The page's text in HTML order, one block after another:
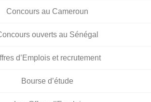
Concours au Cameroun
ouverts au Sénégal
d’Emplois et recrutement
Bourse d’étude